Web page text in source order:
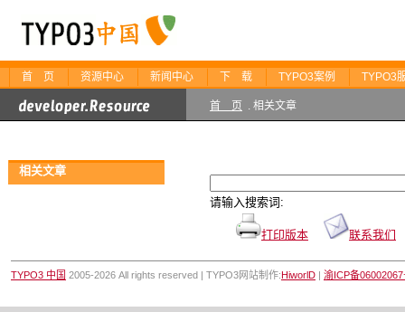
首 页 资源中心 新闻中心 下 载 TYPO3案例 TYPO3
首 页 . 相关文章
相关文章
请输入搜索词:
打印版本 联系我们
TYPO3 中国 2005-2026 All rights reserved | TYPO3网站制作:HiworlD | 渝ICP备06002067